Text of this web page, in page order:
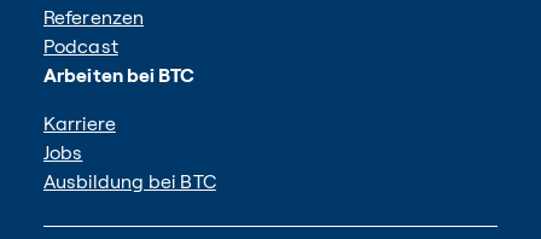
Referenzen
Podcast
Arbeiten bei BTC
Karriere
Jobs
Ausbildung bei BTC